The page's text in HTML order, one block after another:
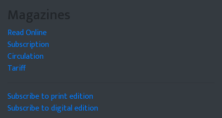
Magazines
Read Online
Subscription
Circulation
Tariff
Subscribe to print edition
Subscribe to digital edition